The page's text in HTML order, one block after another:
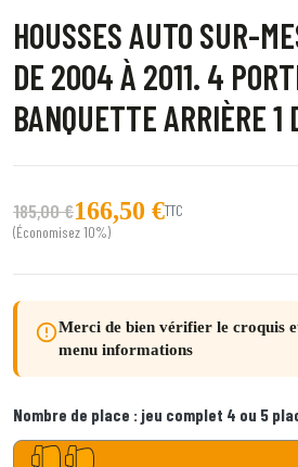
HOUSSES AUTO SUR-
DE 2004 À 2011. 4
BANQUETTE ARRIÈRE 1
185,00 €166,50 €TTC
(Économisez 10%)
error_outlineMerci de bien vérifier le croquis
menu informations
Nombre de place : jeu complet 4 ou 5